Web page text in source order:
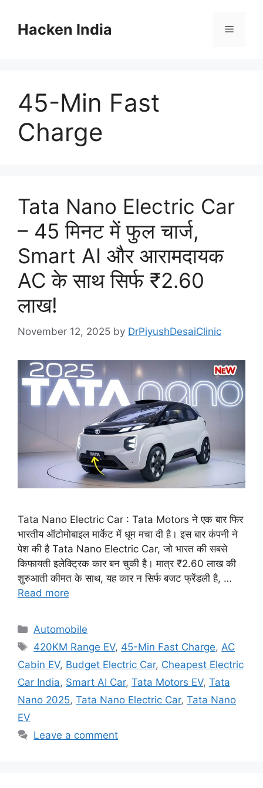
contentHacken India Menu
45-Min Fast
Charge
Tata Nano Electric Car
– 45 मिनट में फुल चार्ज,
Smart AI और आरामदायक
AC के साथ सिर्फ ₹2.60
लाख!
November 12, 2025 by DrPiyushDesaiClinic
Tata Nano Electric Car : Tata Motors ने एक बार फिर
भारतीय ऑटोमोबाइल मार्केट में धूम मचा दी है। इस बार कंपनी ने
पेश की है Tata Nano Electric Car, जो भारत की सबसे
किफायती इलेक्ट्रिक कार बन चुकी है। मात्र ₹2.60 लाख की
शुरुआती कीमत के साथ, यह कार न सिर्फ बजट फ्रेंडली है, …
Read more
Categories
Automobile
Tags
420KM Range EV, 45-Min Fast Charge, AC
Cabin EV, Budget Electric Car, Cheapest Electric
Car India, Smart AI Car, Tata Motors EV, Tata
Nano 2025, Tata Nano Electric Car, Tata Nano
EV
Leave a comment